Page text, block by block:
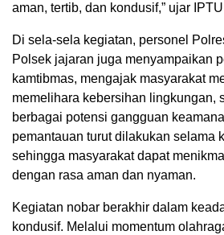
aman, tertib, dan kondusif,” ujar
Di sela-sela kegiatan, personel
Polsek jajaran juga menyampaikan
kamtibmas, mengajak masyarakat
memelihara kebersihan lingkungan,
berbagai potensi gangguan
pemantauan turut dilakukan selama
sehingga masyarakat dapat
dengan rasa aman dan nyaman.
Kegiatan nobar berakhir dalam
kondusif. Melalui momentum